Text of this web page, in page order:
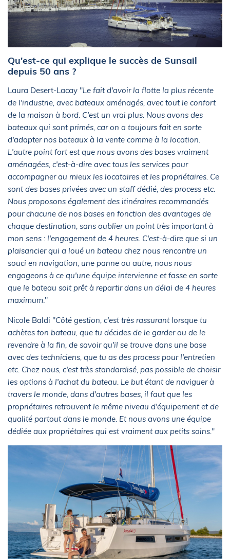
Qu'est-ce qui explique le succès de Sunsail
depuis 50 ans ?
Laura Desert-Lacay "Le fait d'avoir la flotte la plus récente
de l'industrie, avec bateaux aménagés, avec tout le confort
de la maison à bord. C'est un vrai plus. Nous avons des
bateaux qui sont primés, car on a toujours fait en sorte
d'adapter nos bateaux à la vente comme à la location.
L'autre point fort est que nous avons des bases vraiment
aménagées, c'est-à-dire avec tous les services pour
accompagner au mieux les locataires et les propriétaires. Ce
sont des bases privées avec un staff dédié, des process etc.
Nous proposons également des itinéraires recommandés
pour chacune de nos bases en fonction des avantages de
chaque destination, sans oublier un point très important à
mon sens : l'engagement de 4 heures. C'est-à-dire que si un
plaisancier qui a loué un bateau chez nous rencontre un
souci en navigation, une panne ou autre, nous nous
engageons à ce qu'une équipe intervienne et fasse en sorte
que le bateau soit prêt à repartir dans un délai de 4 heures
maximum."
Nicole Baldi "Côté gestion, c'est très rassurant lorsque tu
achètes ton bateau, que tu décides de le garder ou de le
revendre à la fin, de savoir qu'il se trouve dans une base
avec des techniciens, que tu as des process pour l'entretien
etc. Chez nous, c'est très standardisé, pas possible de choisir
les options à l'achat du bateau. Le but étant de naviguer à
travers le monde, dans d'autres bases, il faut que les
propriétaires retrouvent le même niveau d'équipement et de
qualité partout dans le monde. Et nous avons une équipe
dédiée aux propriétaires qui est vraiment aux petits soins."